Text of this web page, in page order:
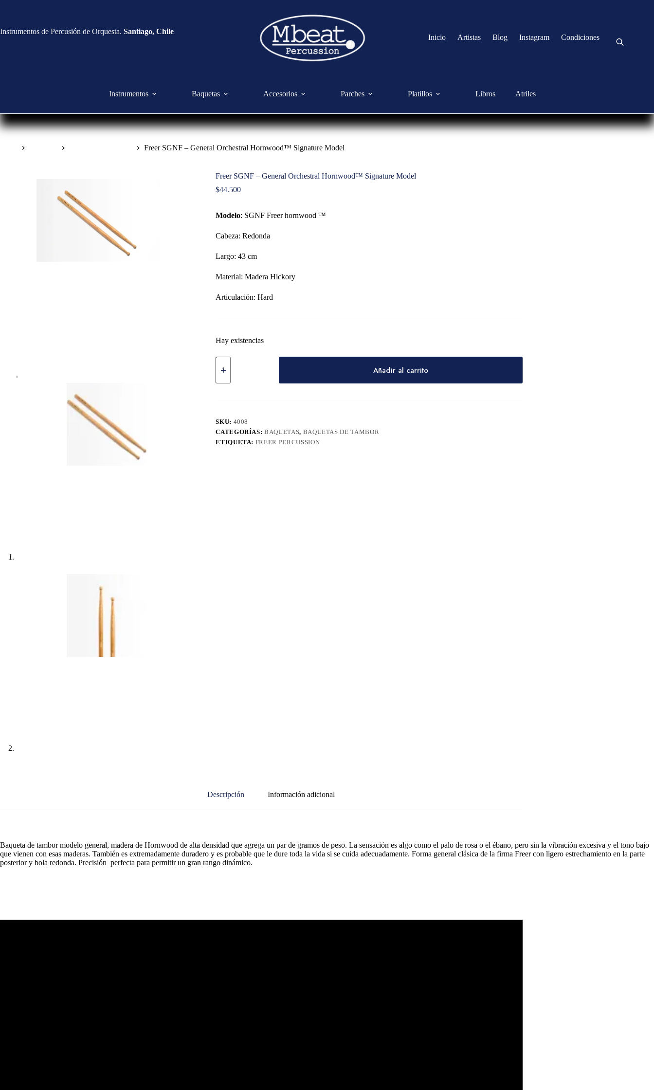
Instrumentos de Percusión de Orquesta. Santiago, Chile
Inicio Artistas Blog Instagram Condiciones
Instrumentos Baquetas Accesorios Parches Platillos Libros Atriles
Freer SGNF – General Orchestral Hornwood™ Signature Model
Freer SGNF – General Orchestral Hornwood™ Signature Model
$44.500
Modelo: SGNF Freer hornwood ™
Cabeza: Redonda
Largo: 43 cm
Material: Madera Hickory
Articulación: Hard
Hay existencias
Añadir al carrito
SKU: 4008
CATEGORÍAS:BAQUETAS, BAQUETAS DE TAMBOR
ETIQUETA: FREER PERCUSSION
Descripción Información adicional
Baqueta de tambor modelo general, madera de Hornwood de alta densidad que agrega un par de gramos de peso. La sensación es algo como el palo de rosa o el ébano, pero sin la vibración excesiva y el tono bajo
que vienen con esas maderas. También es extremadamente duradero y es probable que le dure toda la vida si se cuida adecuadamente. Forma general clásica de la firma Freer con ligero estrechamiento en la parte
posterior y bola redonda. Precisión perfecta para permitir un gran rango dinámico.